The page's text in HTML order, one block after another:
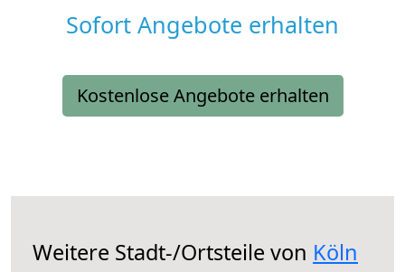
Sofort Angebote erhalten
Kostenlose Angebote erhalten
Weitere Stadt-/Ortsteile von Köln